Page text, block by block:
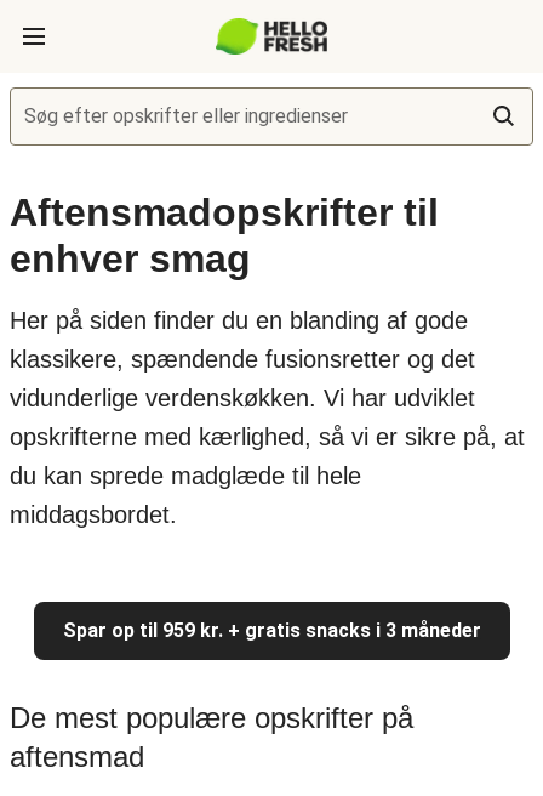
Søg efter opskrifter eller ingredienser
Aftensmadopskrifter til
enhver smag
Her på siden finder du en blanding af gode
klassikere, spændende fusionsretter og det
vidunderlige verdenskøkken. Vi har udviklet
opskrifterne med kærlighed, så vi er sikre på, at
du kan sprede madglæde til hele
middagsbordet.
Spar op til 959 kr. + gratis snacks i 3 måneder
De mest populære opskrifter på
aftensmad